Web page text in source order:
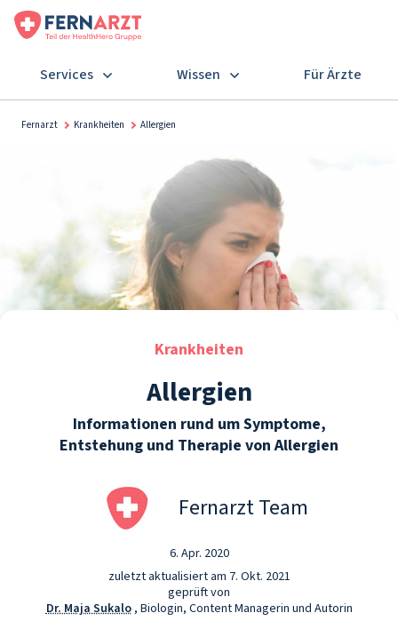
Services Wissen Für Ärzte
Fernarzt Krankheiten Allergien
Krankheiten
Allergien
Informationen rund um Symptome,
Entstehung und Therapie von Allergien
Fernarzt Team
6. Apr. 2020
zuletzt aktualisiert am 7. Okt. 2021
geprüft von
Dr. Maja Sukalo, Biologin, Content Managerin und Autorin